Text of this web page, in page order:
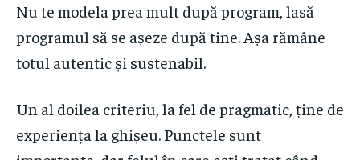
Nu te modela prea mult după program, lasă
programul să se așeze după tine. Așa rămâne
totul autentic și sustenabil.
Un al doilea criteriu, la fel de pragmatic, ține de
experiența la ghișeu. Punctele sunt